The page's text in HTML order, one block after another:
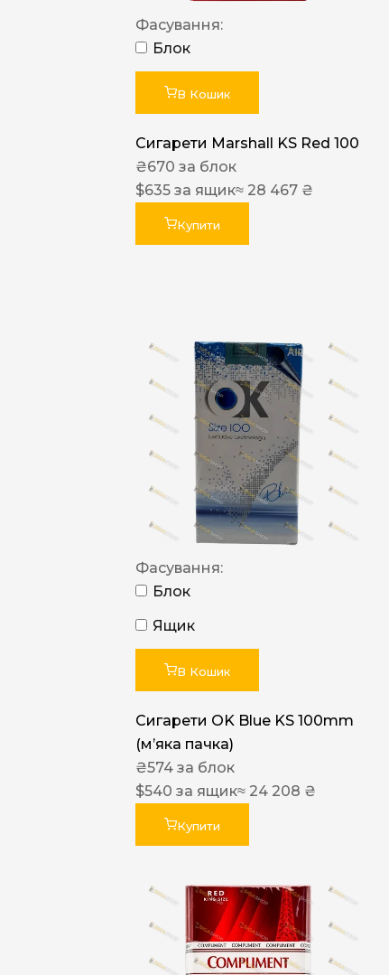
Фасування:
Блок
В Кошик
Сигарети Marshall KS Red 100
₴670 за блок
$635 за ящик≈ 28 467 ₴
Купити
Фасування:
Блок
Ящик
В Кошик
Сигарети OK Blue KS 100mm
(м’яка пачка)
₴574 за блок
$540 за ящик≈ 24 208 ₴
Купити